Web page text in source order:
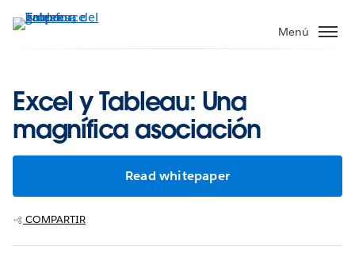
Menú
Excel y Tableau: Una
magnífica asociación
Read whitepaper
COMPARTIR